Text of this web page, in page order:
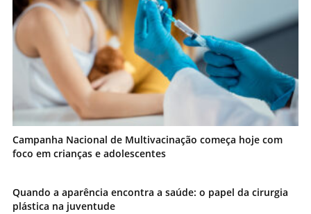
Campanha Nacional de Multivacinação começa hoje com
foco em crianças e adolescentes
Quando a aparência encontra a saúde: o papel da cirurgia
plástica na juventude